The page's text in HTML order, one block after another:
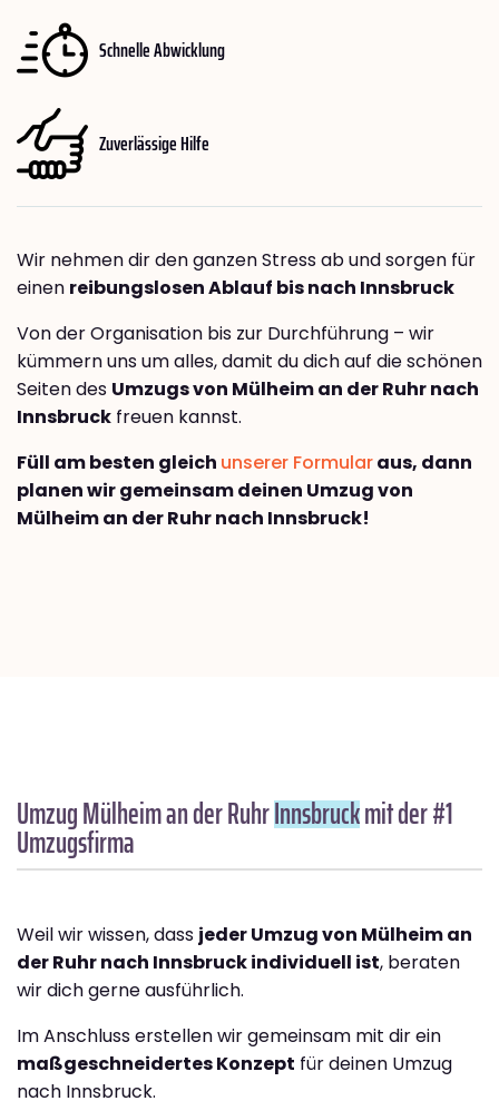
Schnelle Abwicklung
Zuverlässige Hilfe
Wir nehmen dir den ganzen Stress ab und sorgen für
einen reibungslosen Ablauf bis nach Innsbruck
Von der Organisation bis zur Durchführung – wir
kümmern uns um alles, damit du dich auf die schönen
Seiten des Umzugs von Mülheim an der Ruhr nach
Innsbruck freuen kannst.
Füll am besten gleich unserer Formularaus, dann
planen wir gemeinsam deinen Umzug von
Mülheim an der Ruhr nach Innsbruck!
Umzug Mülheim an der RuhrInnsbruckmit der #1
Umzugsfirma
Weil wir wissen, dass jeder Umzug von Mülheim an
der Ruhr nach Innsbruck individuell ist, beraten
wir dich gerne ausführlich.
Im Anschluss erstellen wir gemeinsam mit dir ein
maßgeschneidertes Konzept für deinen Umzug
nach Innsbruck.